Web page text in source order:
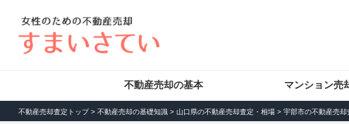
不動産売却の基本 マンション売
不動産売却査定トップ > 不動産売却の基礎知識 > 山口県の不動産売却査定・相場 > 宇部市の不動産売却